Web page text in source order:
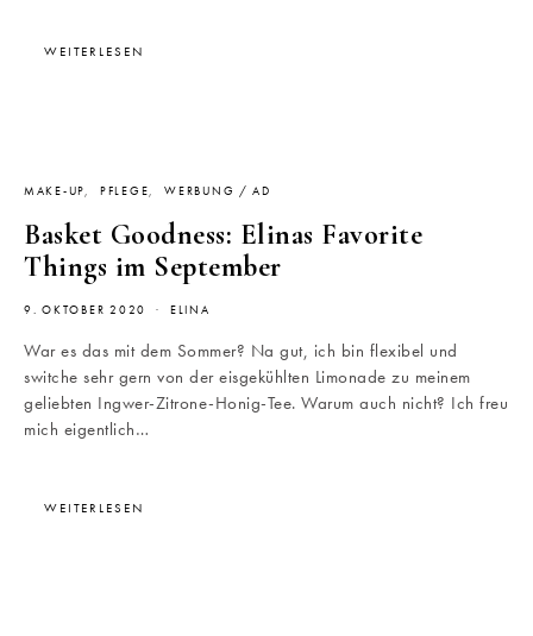
WEITERLESEN
MAKE-UP PFLEGE WERBUNG / AD
Basket Goodness: Elinas Favorite
Things im September
9. OKTOBER 2020 ELINA
War es das mit dem Sommer? Na gut, ich bin flexibel und
switche sehr gern von der eisgekühlten Limonade zu meinem
geliebten Ingwer-Zitrone-Honig-Tee. Warum auch nicht? Ich freu
mich eigentlich…
WEITERLESEN